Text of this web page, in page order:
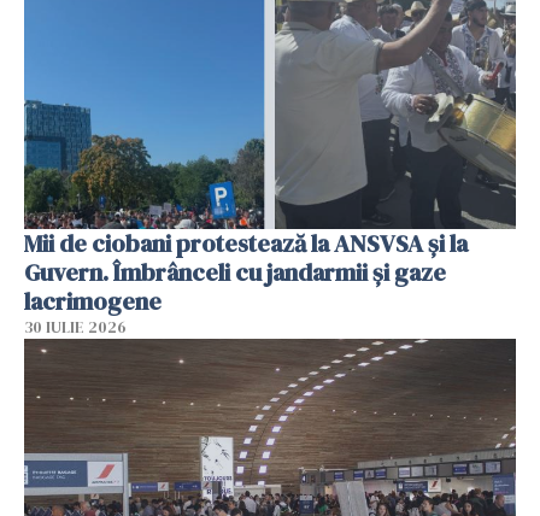
Mii de ciobani protestează la ANSVSA și la
Guvern. Îmbrânceli cu jandarmii și gaze
lacrimogene
30 IULIE 2026